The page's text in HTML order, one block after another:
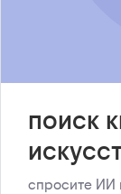
поиск
спросите ИИ